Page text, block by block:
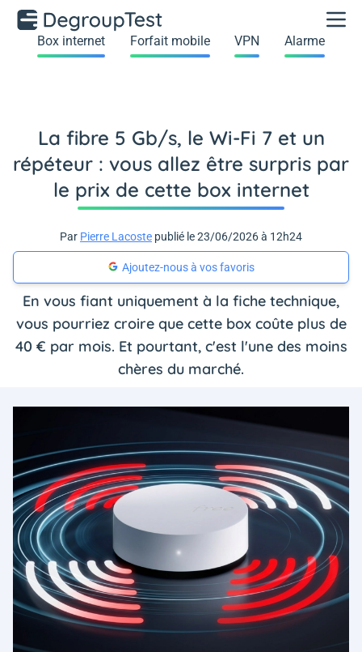
Box internet Forfait mobile VPN Alarme
La fibre 5 Gb/s, le Wi-Fi 7 et un
répéteur : vous allez être surpris par
le prix de cette box internet
Par Pierre Lacoste publié le 23/06/2026 à 12h24
Ajoutez-nous à vos favoris
En vous fiant uniquement à la fiche technique,
vous pourriez croire que cette box coûte plus de
40 € par mois. Et pourtant, c'est l'une des moins
chères du marché.